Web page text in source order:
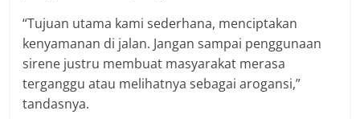
“Tujuan utama kami sederhana, menciptakan
kenyamanan di jalan. Jangan sampai penggunaan
sirene justru membuat masyarakat merasa
terganggu atau melihatnya sebagai arogansi,”
tandasnya.